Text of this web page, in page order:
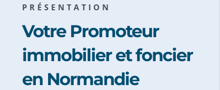
PRÉSENTATION
Votre Promoteur
immobilier et foncier
en Normandie